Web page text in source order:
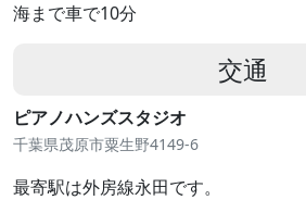
海まで車で10分
交通
ピアノハンズスタジオ
千葉県茂原市粟生野4149-6
最寄駅は外房線永田です。